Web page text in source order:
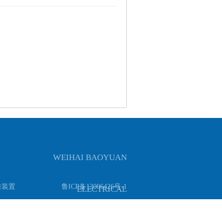
WEIHAI BAOYUAN
ELECTRICAL
置 鲁ICP备13006426号-1